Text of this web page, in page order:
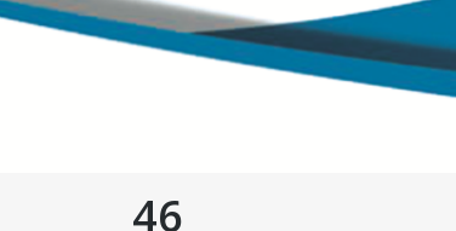
46